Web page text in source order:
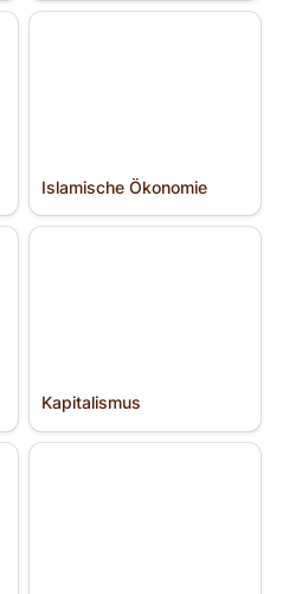
Islamische Ökonomie
Islamische Ökonomie
Kapitalismus
Kapitalismus
Kirzner, Israel M.